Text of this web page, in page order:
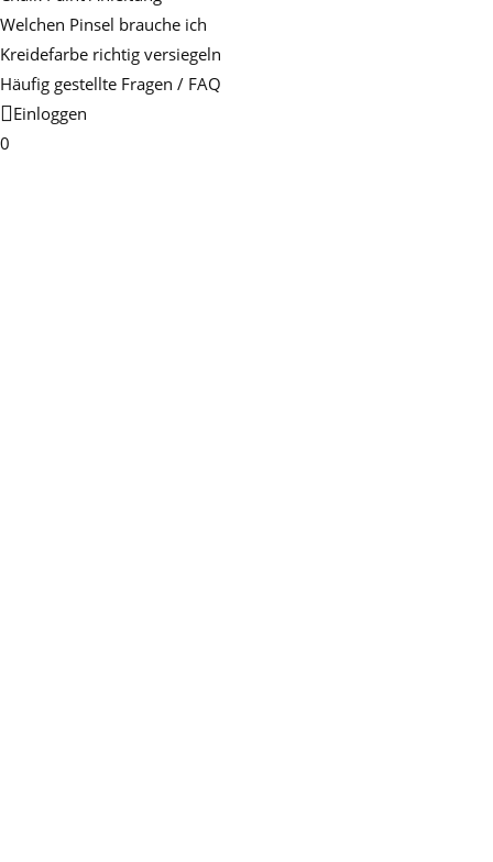
Welchen Pinsel brauche ich
Kreidefarbe richtig versiegeln
Häufig gestellte Fragen / FAQ
Einloggen
0